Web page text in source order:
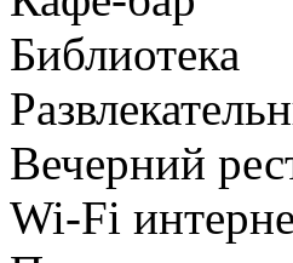
Библиотека
Вечерний
Wi-Fi